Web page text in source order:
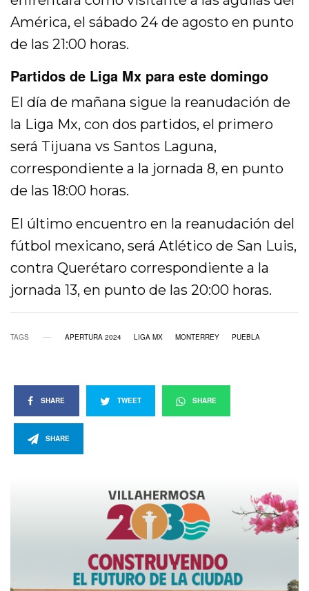
América, el sábado 24 de agosto en punto
de las 21:00 horas.
Partidos de Liga Mx para este domingo
El día de mañana sigue la reanudación de
la Liga Mx, con dos partidos, el primero
será Tijuana vs Santos Laguna,
correspondiente a la jornada 8, en punto
de las 18:00 horas.
El último encuentro en la reanudación del
fútbol mexicano, será Atlético de San Luis,
contra Querétaro correspondiente a la
jornada 13, en punto de las 20:00 horas.
TAGS APERTURA 2024 LIGA MX MONTERREY PUEBLA
SHARE TWEET SHARE
SHARE